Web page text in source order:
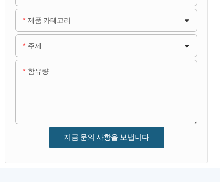
제품 카테고리
주제
함유량
지금 문의 사항을 보냅니다